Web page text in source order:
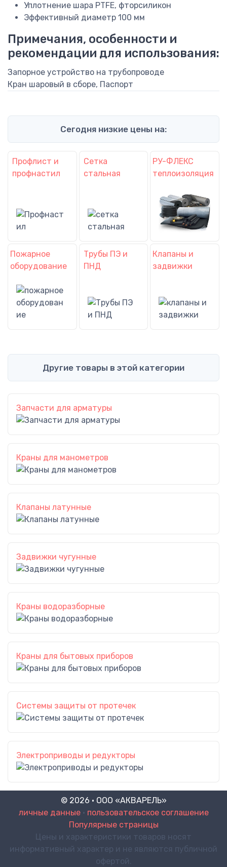
Уплотнение шара PTFE, фторсиликон
Эффективный диаметр 100 мм
Примечания, особенности и
рекомендации для использования:
Запорное устройство на трубопроводе
Кран шаровый в сборе, Паспорт
Сегодня низкие цены на:
Профлист и
профнастил
Сетка
стальная
РУ-ФЛЕКС
теплоизоляция
Пожарное
оборудование
Трубы ПЭ и
ПНД
Клапаны и
задвижки
Другие товары в этой категории
Запчасти для арматуры
Краны для манометров
Клапаны латунные
Задвижки чугунные
Краны водоразборные
Краны для бытовых приборов
Системы защиты от протечек
Электроприводы и редукторы
© 2026 · ООО «АКВАРЕЛЬ»
личные данные• пользовательское соглашение
Популярные страницы
Цены и характеристики товаров носят
информативный характер и не являются публичной
офертой.